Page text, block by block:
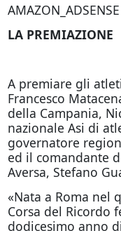
AMAZON_ADSENSE
LA PREMIAZIONE
A premiare gli
Francesco
della Campania,
nazionale Asi di
governatore
ed il comandante
Aversa, Stefano
«Nata a Roma nel
Corsa del Ricordo
dodicesimo anno